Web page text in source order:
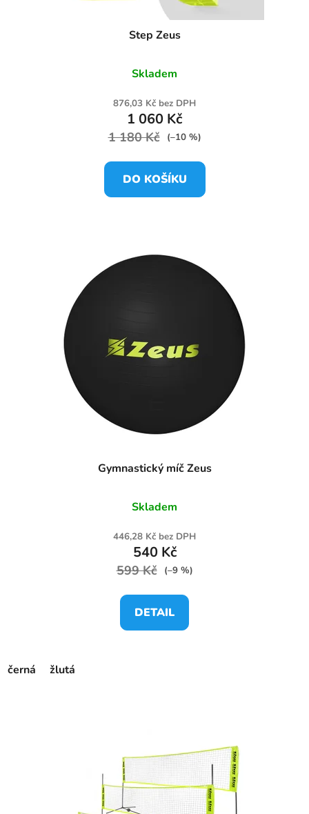
Step Zeus
Skladem
876,03 Kč bez DPH
1 060 Kč
1 180 Kč (–10 %)
DO KOŠÍKU
Gymnastický míč Zeus
Skladem
446,28 Kč bez DPH
540 Kč
599 Kč (–9 %)
DETAIL
černá žlutá